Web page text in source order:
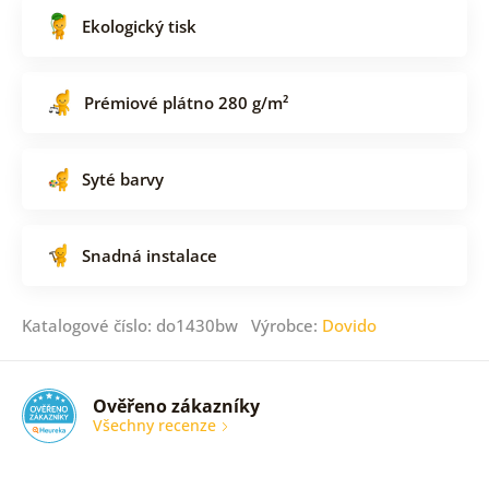
Ekologický tisk
Prémiové plátno 280 g/m²
Syté barvy
Snadná instalace
Katalogové číslo: do1430bw Výrobce: Dovido
Ověřeno zákazníky
Všechny recenze